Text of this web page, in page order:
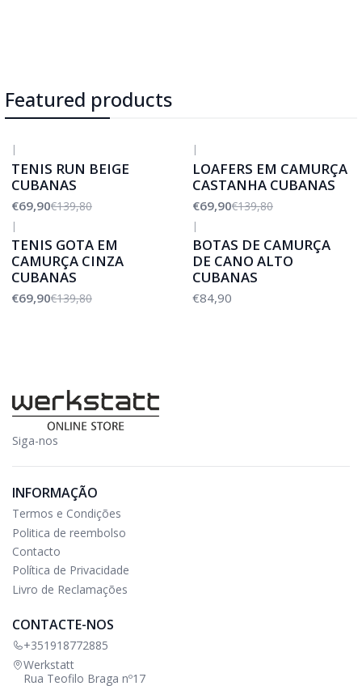
Featured products
|
TENIS RUN BEIGE
CUBANAS
€69,90€139,80
|
LOAFERS EM CAMURÇA
CASTANHA CUBANAS
€69,90€139,80
|
TENIS GOTA EM
CAMURÇA CINZA
CUBANAS
€69,90€139,80
|
BOTAS DE CAMURÇA
DE CANO ALTO
CUBANAS
€84,90
Siga-nos
INFORMAÇÃO
Termos e Condições
Politica de reembolso
Contacto
Política de Privacidade
Livro de Reclamações
CONTACTE-NOS
+351918772885
Werkstatt
Rua Teofilo Braga nº17